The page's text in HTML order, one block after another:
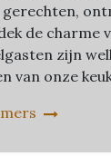
gerechten,
de charme
zijn
van onze